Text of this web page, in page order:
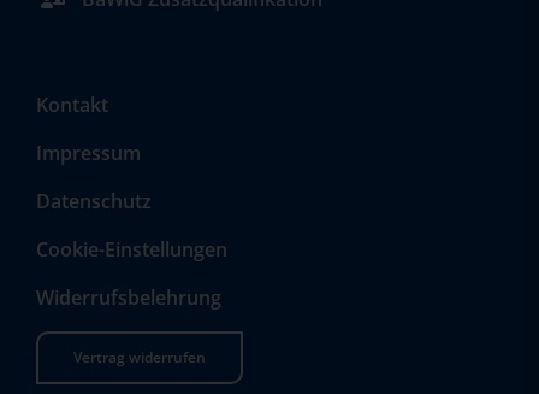
Kontakt
Impressum
Datenschutz
Cookie-Einstellungen
Widerrufsbelehrung
Vertrag widerrufen